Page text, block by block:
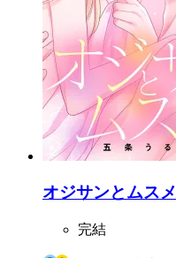
オジサンとムス
完結